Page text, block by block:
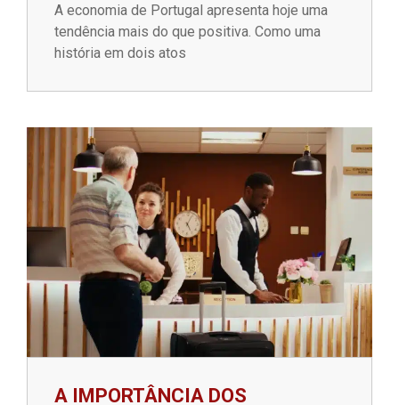
A economia de Portugal apresenta hoje uma
tendência mais do que positiva. Como uma
história em dois atos
A IMPORTÂNCIA DOS